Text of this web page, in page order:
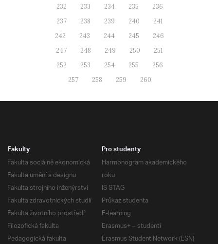
232
233 234 235
236
237
238 239 240
241
242
243 244 245
246
247
248 249 250
251
252
253 254 255
256
257
258 259 260
Fakulty
Fakulta sociálně ekonomická
Fakulta umění a designu
Fakulta strojního inženýrství
Fakulta zdravotnických studií
Fakulta životního prostředí
Filozofická fakulta
Pedagogická fakulta
Pro studenty
Harmonogram akademického
roku
IS STAG
Průkaz studenta
E-learning
Erasmus+ – studenti
Erasmus Student Network (ESN)